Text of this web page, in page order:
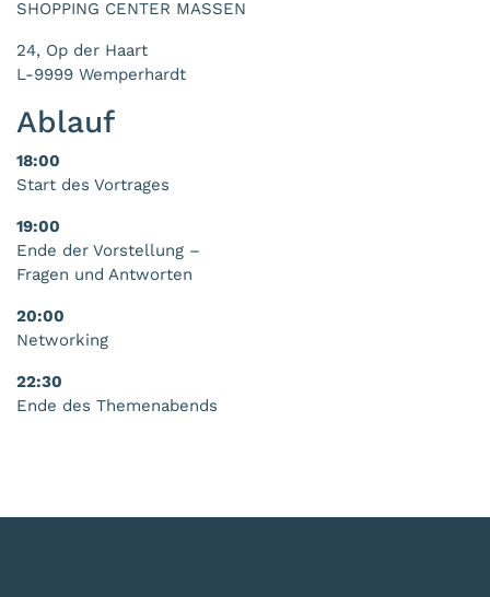
SHOPPING CENTER MASSEN
24, Op der Haart
L-9999 Wemperhardt
Ablauf
18:00
Start des Vortrages
19:00
Ende der Vorstellung –
Fragen und Antworten
20:00
Networking
22:30
Ende des Themenabends